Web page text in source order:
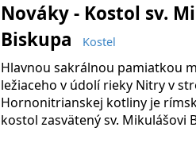
Nováky - Kostol sv.
Biskupa
Kostel
Hlavnou sakrálnou pamiatkou
ležiaceho v údolí rieky Nitry v
Hornonitrianskej kotliny je
kostol zasvätený sv. Mikulášovi